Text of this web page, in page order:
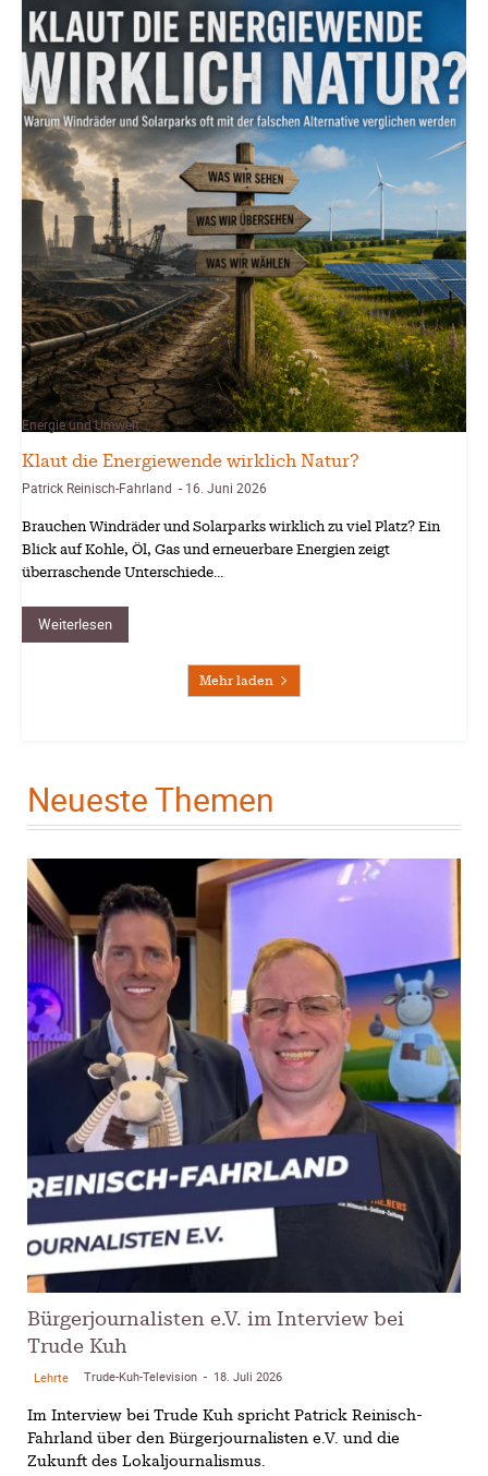
Energie und Umwelt
Klaut die Energiewende wirklich Natur?
Patrick Reinisch-Fahrland - 16. Juni 2026
Brauchen Windräder und Solarparks wirklich zu viel Platz? Ein
Blick auf Kohle, Öl, Gas und erneuerbare Energien zeigt
überraschende Unterschiede…
Weiterlesen
Mehr laden
Neueste Themen
Bürgerjournalisten e.V. im Interview bei
Trude Kuh
Lehrte Trude-Kuh-Television - 18. Juli 2026
Im Interview bei Trude Kuh spricht Patrick Reinisch-
Fahrland über den Bürgerjournalisten e.V. und die
Zukunft des Lokaljournalismus.